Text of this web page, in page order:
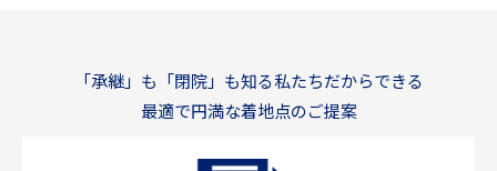
「承継」も「閉院」も知る私たちだからできる
最適で円満な着地点のご提案